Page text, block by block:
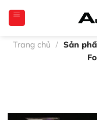
qua
dungTrang chủ / Sản